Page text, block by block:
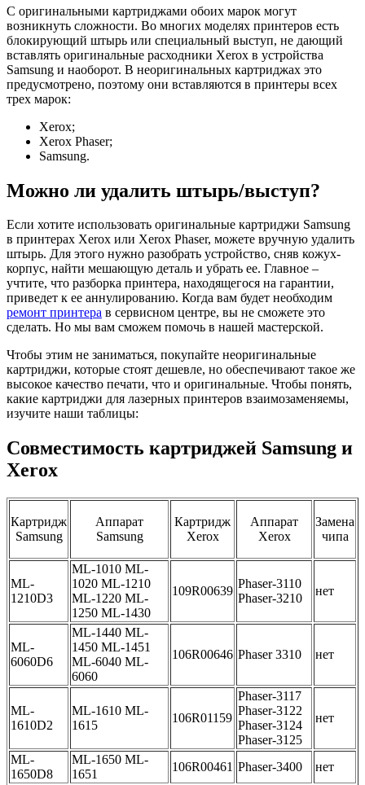
С оригинальными картриджами обоих марок могут
возникнуть сложности. Во многих моделях принтеров есть
блокирующий штырь или специальный выступ, не дающий
вставлять оригинальные расходники Xerox в устройства
Samsung и наоборот. В неоригинальных картриджах это
предусмотрено, поэтому они вставляются в принтеры всех
трех марок:
Xerox;
Xerox Phaser;
Samsung.
Можно ли удалить штырь/выступ?
Если хотите использовать оригинальные картриджи Samsung
в принтерах Xerox или Xerox Phaser, можете вручную удалить
штырь. Для этого нужно разобрать устройство, сняв кожух-
корпус, найти мешающую деталь и убрать ее. Главное –
учтите, что разборка принтера, находящегося на гарантии,
приведет к ее аннулированию. Когда вам будет необходим
ремонт принтера в сервисном центре, вы не сможете это
сделать. Но мы вам сможем помочь в нашей мастерской.
Чтобы этим не заниматься, покупайте неоригинальные
картриджи, которые стоят дешевле, но обеспечивают такое же
высокое качество печати, что и оригинальные. Чтобы понять,
какие картриджи для лазерных принтеров взаимозаменяемы,
изучите наши таблицы:
Совместимость картриджей Samsung и
Xerox
Картридж
Samsung
Аппарат
Samsung
Картридж
Xerox
Аппарат
Xerox
Замена
чипа
ML-
1210D3
ML-1010 ML-
1020 ML-1210
ML-1220 ML-
1250 ML-1430
109R00639
Phaser-3110
Phaser-3210
нет
ML-
6060D6
ML-1440 ML-
1450 ML-1451
ML-6040 ML-
6060
106R00646 Phaser 3310 нет
ML-
1610D2
ML-1610 ML-
1615
106R01159
Phaser-3117
Phaser-3122
Phaser-3124
Phaser-3125
нет
ML-
1650D8
ML-1650 ML-
1651
106R00461 Phaser-3400 нет